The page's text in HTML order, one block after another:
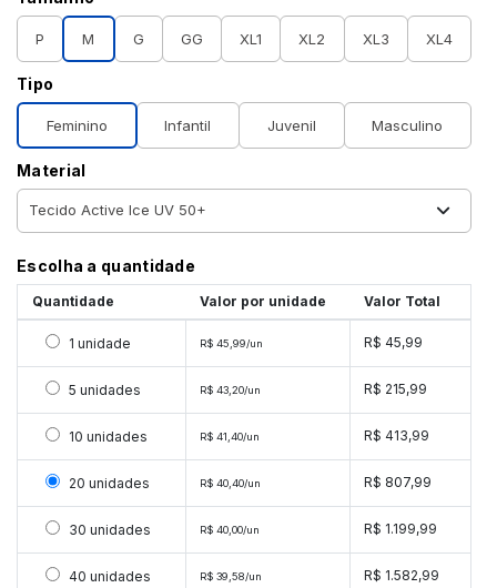
P M G GG XL1 XL2 XL3 XL4
Tipo
Feminino Infantil Juvenil Masculino
Material
Escolha a quantidade
Quantidade Valor por unidade Valor Total
Selecionar 1 unidade
1 unidade R$ 45,99/un R$ 45,99
Selecionar 5 unidades
5 unidades R$ 43,20/un R$ 215,99
Selecionar 10 unidades
10 unidades R$ 41,40/un R$ 413,99
Selecionar 20 unidades
20 unidades R$ 40,40/un R$ 807,99
Selecionar 30 unidades
30 unidades R$ 40,00/un R$ 1.199,99
Selecionar 40 unidades
40 unidades R$ 39,58/un R$ 1.582,99